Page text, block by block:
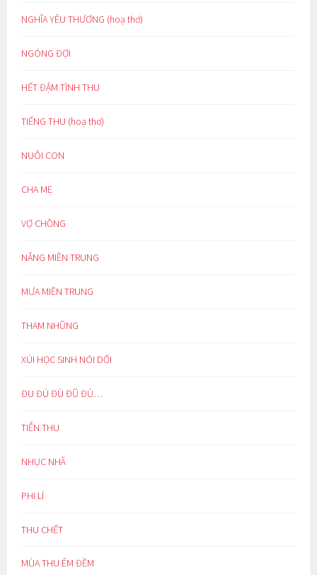
NGHĨA YÊU THƯƠNG (hoạ thơ)
NGÓNG ĐỢI
HẾT ĐẬM TÌNH THU
TIẾNG THU (hoạ thơ)
NUÔI CON
CHA MẸ
VỢ CHỒNG
NẮNG MIỀN TRUNG
MƯA MIỀN TRUNG
THAM NHŨNG
XÚI HỌC SINH NÓI DỐI
ĐU ĐÚ ĐÙ ĐŨ ĐỦ…
TIỄN THU
NHỤC NHÃ
PHI LÍ
THU CHẾT
MÙA THU ÊM ĐỀM